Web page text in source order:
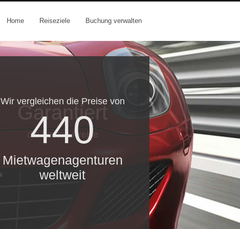
Home Reiseziele Buchung verwalten
Wir vergleichen die Preise von
440
Mietwagenagenturen
weltweit
Garantiert
die besten Preise